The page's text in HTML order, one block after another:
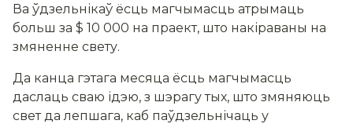
Ва ўдзельнікаў ёсць магчымасць атрымаць
больш за $ 10 000 на праект, што накіраваны на
змяненне свету.
Да канца гэтага месяца ёсць магчымасць
даслаць сваю ідэю, з шэрагу тых, што змяняюць
свет да лепшага, каб паўдзельнічаць у